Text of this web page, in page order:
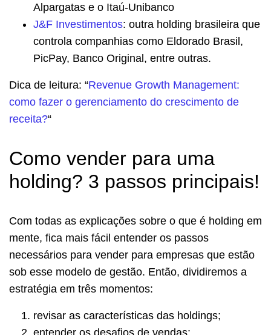
Alpargatas e o Itaú-Unibanco
J&F Investimentos: outra holding brasileira que
controla companhias como Eldorado Brasil,
PicPay, Banco Original, entre outras.
Dica de leitura: “Revenue Growth Management:
como fazer o gerenciamento do crescimento de
receita?“
Como vender para uma
holding? 3 passos principais!
Com todas as explicações sobre o que é holding em
mente, fica mais fácil entender os passos
necessários para vender para empresas que estão
sob esse modelo de gestão. Então, dividiremos a
estratégia em três momentos:
revisar as características das holdings;
entender os desafios de vendas;